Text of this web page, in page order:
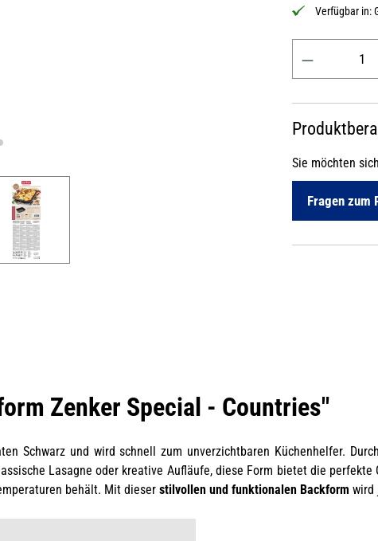
Verfügbar in:
Sie möchten
Fragen zum
Zenker Special - Countries"
Schwarz und wird schnell zum unverzichtbaren Küchenhelfer.
Lasagne oder kreative Aufläufe, diese Form bietet die
behält. Mit dieser stilvollen und funktionalen Backform wird